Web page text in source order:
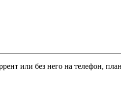
или без него на телефон,